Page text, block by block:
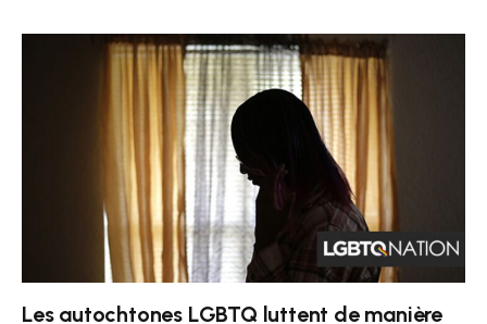
Les autochtones LGBTQ luttent de manière